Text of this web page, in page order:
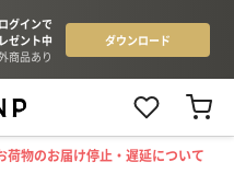
荷物のお届け停止・遅延について